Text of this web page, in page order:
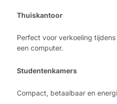
Thuiskantoor
Perfect voor verkoeling
een computer.
Studentenkamers
Compact, betaalbaar en